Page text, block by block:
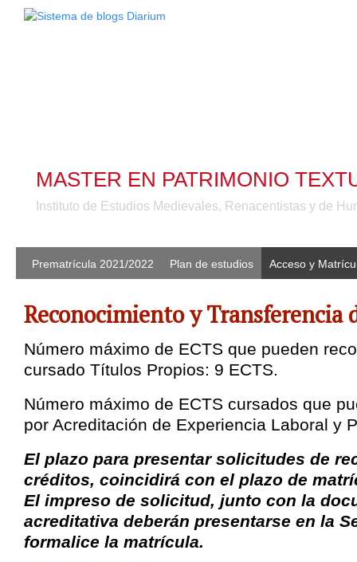
MASTER EN PATRIMONIO
Instituto de Estudios Medievales, Renacentistas y de
Prematrícula 2021/2022 Plan de estudios Acceso y
Reconocimiento y Transferencia
Número máximo de ECTS que pueden
cursado Títulos Propios: 9 ECTS.
Número máximo de ECTS cursados que
por Acreditación de Experiencia Laboral y
El plazo para presentar solicitudes de
créditos, coincidirá con el plazo de
El impreso de solicitud, junto con la
acreditativa deberán presentarse en la
formalice la matrícula.